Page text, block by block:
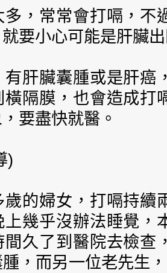
多，常常會打嗝，不
要小心可能是肝臟
有肝臟囊腫或是肝癌
橫隔膜，也會造成打
要盡快就醫。
)
歲的婦女，打嗝持續
上幾乎沒辦法睡覺，
間久了到醫院去檢查
，而另一位老先生